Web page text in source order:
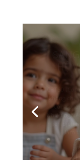
CHA
ĐỨA
Một trong
nhất trong
đứa trẻ bị
lại vẫn yêu
mẹ của